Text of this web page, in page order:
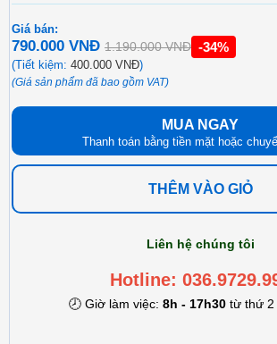
Giá bán:
790.000 VNĐ 1.190.000 VNĐ -34%
(Tiết kiệm: 400.000 VNĐ)
(Giá sản phẩm đã bao gồm VAT)
MUA NGAY
Thanh toán bằng tiền mặt hoặc
THÊM VÀO GIỎ
Liên hệ chúng tôi
Hotline:
🕗 Giờ làm việc: 8h - 17h30từ thứ 2